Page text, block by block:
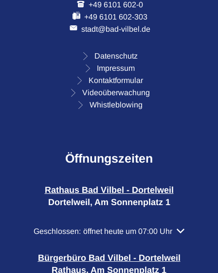
+49 6101 602-0
+49 6101 602-303
stadt@bad-vilbel.de
Datenschutz
Impressum
Kontaktformular
Videoüberwachung
Whistleblowing
Öffnungszeiten
Rathaus Bad Vilbel - Dortelweil
Dortelweil, Am Sonnenplatz 1
Klicken, um weitere Öffnungs- oder Schließzeiten
Geschlossen: öffnet heute um 07:00 Uhr
Bürgerbüro Bad Vilbel - Dortelweil
Rathaus, Am Sonnenplatz 1